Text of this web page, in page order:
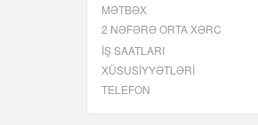
MƏTBƏX
2 NƏFƏRƏ ORTA XƏRC
İŞ SAATLARI
XÜSUSIYYƏTLƏRI
TELEFON